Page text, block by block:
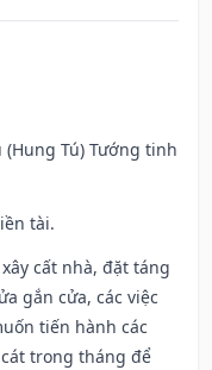
(Hung Tú) Tướng tinh
tài.
cất nhà, đặt táng
gắn cửa, các việc
tiến hành các
trong tháng để